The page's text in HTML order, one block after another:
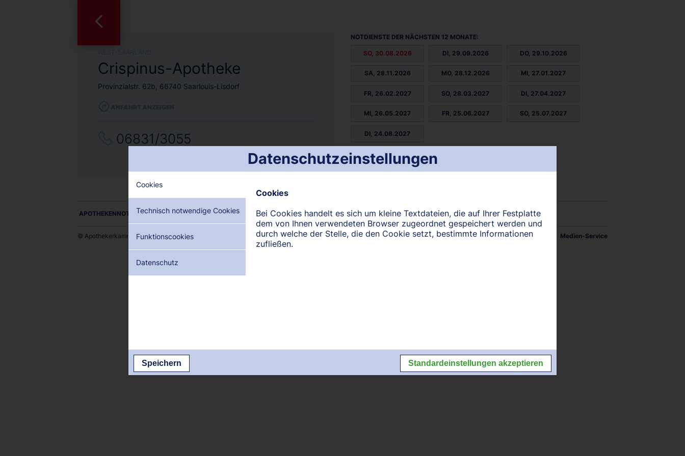
Crispinus-Apotheke
Provinzialstr. 62b, 66740 Saarlouis-Lisdorf
06831/3055
NOTDIENSTE DER NÄCHSTEN 12 MONATE:
SO, 30.08.2026 DI, 29.09.2026 DO, 29.10.2026
SA, 28.11.2026 MO, 28.12.2026 MI, 27.01.2027
FR, 26.02.2027 SO, 28.03.2027 DI, 27.04.2027
MI, 26.05.2027 FR, 25.06.2027 SO, 25.07.2027
DI, 24.08.2027
APOTHEKENNOTDIENSTE ALS PDF DOWNLOADEN: August 2026 September 2026 Oktober 2026
© Apothekerkammer des Saarlandes Datenschutz Datenschutzeinstellungen Impressum/Kontakt Medien-Service
Datenschutzeinstellungen
Cookies
Cookies
Bei Cookies handelt es sich um kleine Textdateien, die auf Ihrer Festplatte
dem von Ihnen verwendeten Browser zugeordnet gespeichert werden und
durch welche der Stelle, die den Cookie setzt, bestimmte Informationen
zufließen.
Technisch notwendige Cookies
Funktionscookies
Datenschutz
Speichern Standardeinstellungen akzeptieren